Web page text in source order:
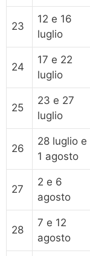
23
12 e 16
luglio
24
17 e 22
luglio
25
23 e 27
luglio
26
28 luglio e
1 agosto
27
2 e 6
agosto
28
7 e 12
agosto